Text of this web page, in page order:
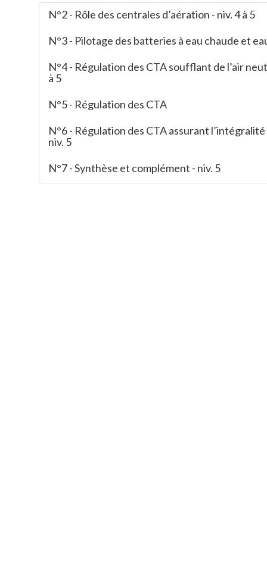
N°2 - Rôle des centrales d’aération - niv. 4 à 5
N°3 - Pilotage des batteries à eau chaude et
N°4 - Régulation des CTA soufflant de l’air
à 5
N°5 - Régulation des CTA
N°6 - Régulation des CTA assurant
niv. 5
N°7 - Synthèse et complément - niv. 5